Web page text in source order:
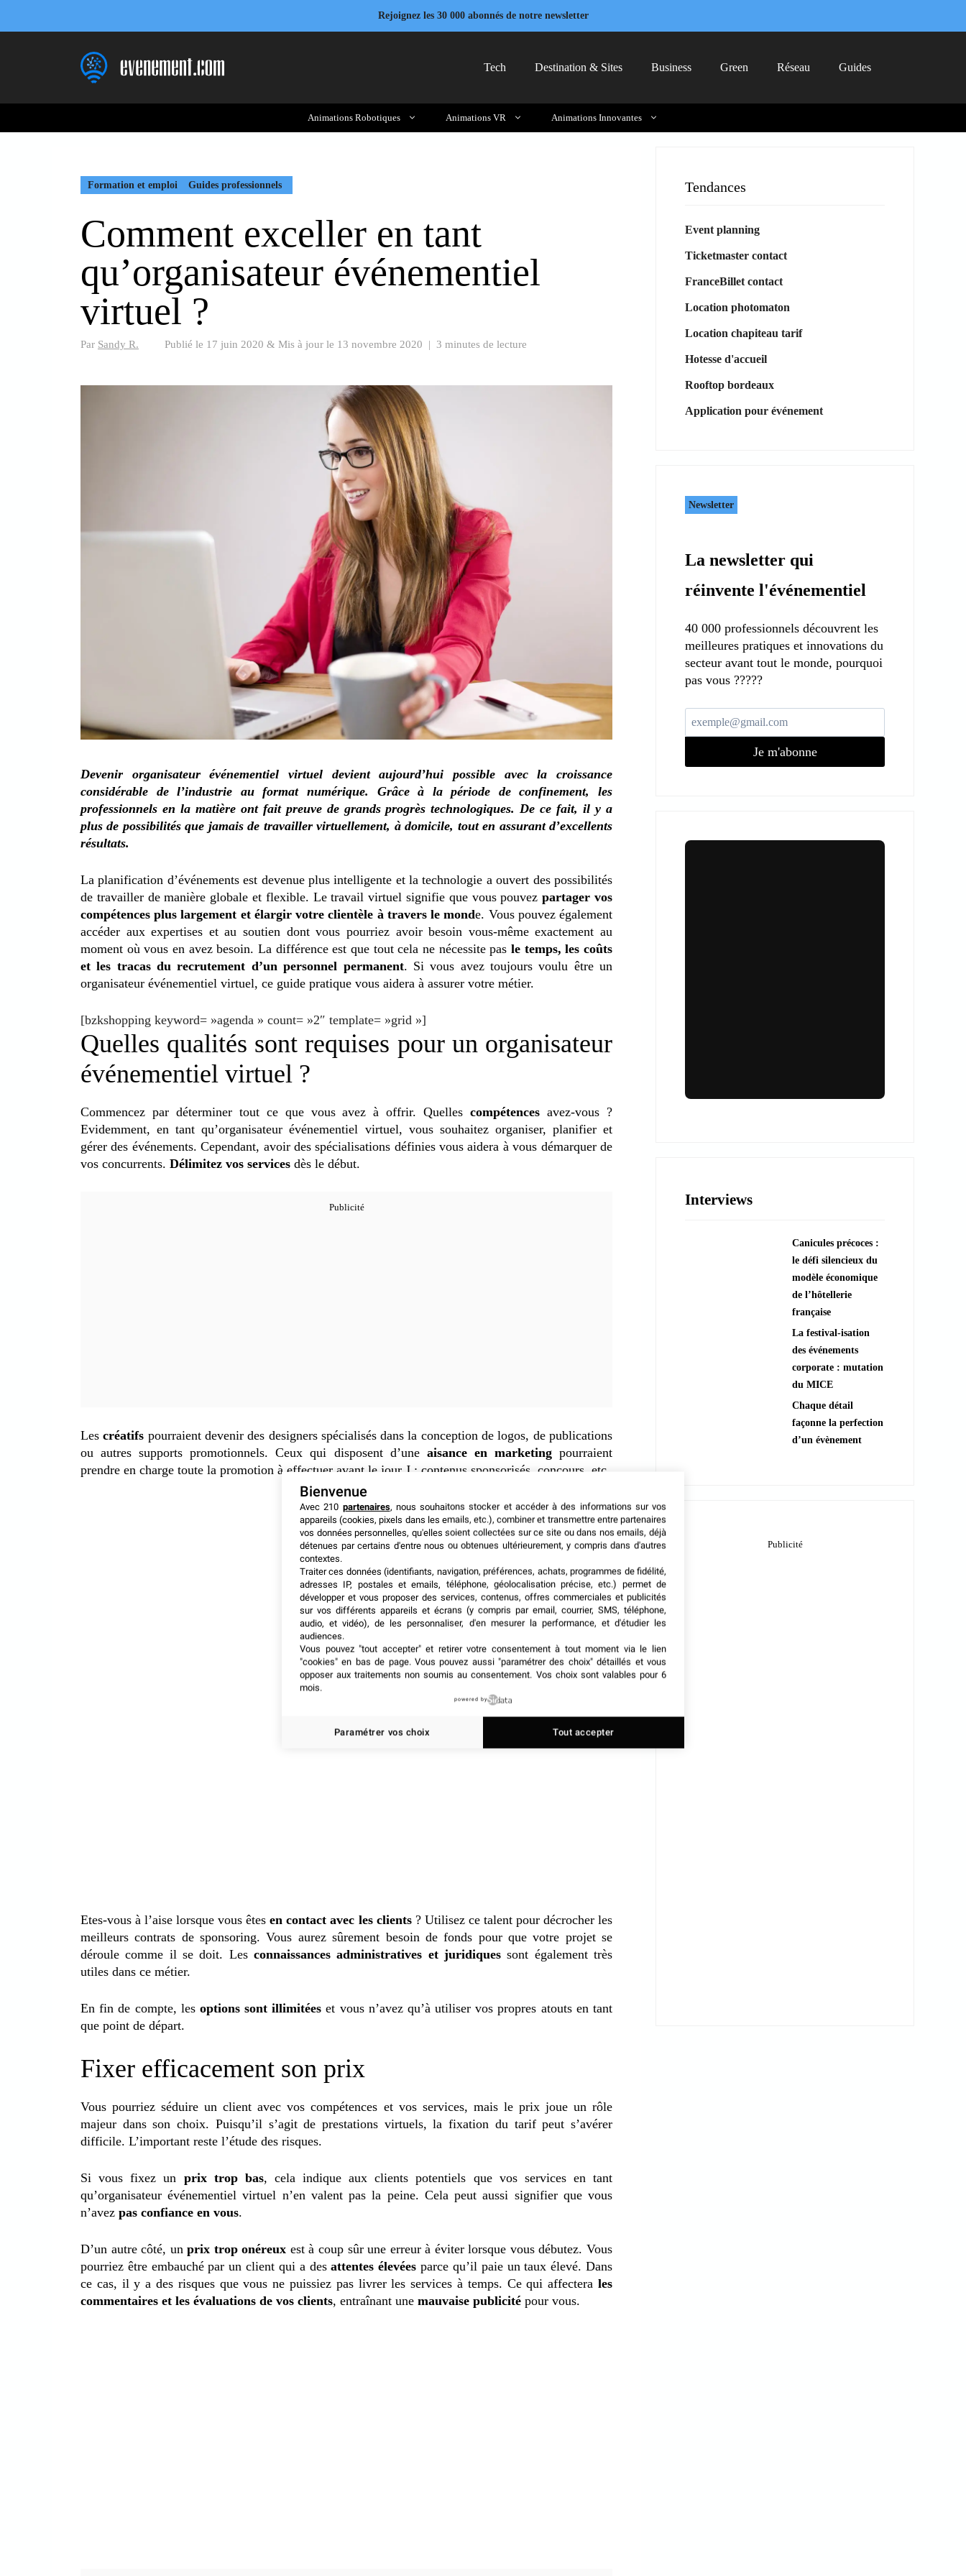
Rejoignez les 30 000 abonnés de notre newsletter
Tech Destination & Sites Business Green Réseau Guides
Animations Robotiques Animations VR Animations Innovantes
Formation et emploi Guides professionnels
Comment exceller en tant
qu’organisateur événementiel
virtuel ?
Par Sandy R. Publié le 17 juin 2020 & Mis à jour le 13 novembre 2020 | 3 minutes de lecture
Devenir organisateur événementiel virtuel devient aujourd’hui possible avec la croissance
considérable de l’industrie au format numérique. Grâce à la période de confinement, les
professionnels en la matière ont fait preuve de grands progrès technologiques. De ce fait, il y a
plus de possibilités que jamais de travailler virtuellement, à domicile, tout en assurant d’excellents
résultats.
La planification d’événements est devenue plus intelligente et la technologie a ouvert des possibilités
de travailler de manière globale et flexible. Le travail virtuel signifie que vous pouvezpartager vos
compétences plus largement et élargir votre clientèle à travers le monde. Vous pouvez également
accéder aux expertises et au soutien dont vous pourriez avoir besoin vous-même exactement au
moment où vous en avez besoin. La différence est que tout cela ne nécessite pas le temps, les coûts
et les tracas du recrutement d’un personnel permanent. Si vous avez toujours voulu être un
organisateur événementiel virtuel, ce guide pratique vous aidera à assurer votre métier.
[bzkshopping keyword= »agenda » count= »2″ template= »grid »]
Quelles qualités sont requises pour un organisateur
événementiel virtuel ?
Commencez par déterminer tout ce que vous avez à offrir. Quellescompétencesavez-vous ?
Evidemment, en tant qu’organisateur événementiel virtuel, vous souhaitez organiser, planifier et
gérer des événements. Cependant, avoir des spécialisations définies vous aidera à vous démarquer de
vos concurrents. Délimitez vos services dès le début.
Lescréatifs pourraient devenir des designers spécialisés dans la conception de logos, de publications
ou autres supports promotionnels. Ceux qui disposent d’une aisance en marketingpourraient
prendre en charge toute la promotion à effectuer avant le jour J : contenus sponsorisés, concours, etc.
Etes-vous à l’aise lorsque vous êtes en contact avec les clients? Utilisez ce talent pour décrocher les
meilleurs contrats de sponsoring. Vous aurez sûrement besoin de fonds pour que votre projet se
déroule comme il se doit. Les connaissances administratives et juridiquessont également très
utiles dans ce métier.
En fin de compte, les options sont illimitées et vous n’avez qu’à utiliser vos propres atouts en tant
que point de départ.
Fixer efficacement son prix
Vous pourriez séduire un client avec vos compétences et vos services, mais le prix joue un rôle
majeur dans son choix. Puisqu’il s’agit de prestations virtuels, la fixation du tarif peut s’avérer
difficile. L’important reste l’étude des risques.
Si vous fixez un prix trop bas, cela indique aux clients potentiels que vos services en tant
qu’organisateur événementiel virtuel n’en valent pas la peine. Cela peut aussi signifier que vous
n’avez pas confiance en vous.
D’un autre côté, unprix trop onéreux est à coup sûr une erreur à éviter lorsque vous débutez. Vous
pourriez être embauché par un client qui a desattentes élevéesparce qu’il paie un taux élevé. Dans
ce cas, il y a des risques que vous ne puissiez pas livrer les services à temps. Ce qui affectera les
commentaires et les évaluations de vos clients, entraînant une mauvaise publicité pour vous.
Tendances
Event planning
Ticketmaster contact
FranceBillet contact
Location photomaton
Location chapiteau tarif
Hotesse d'accueil
Rooftop bordeaux
Application pour événement
Newsletter
La newsletter qui
réinvente l'événementiel
40 000 professionnels découvrent les
meilleures pratiques et innovations du
secteur avant tout le monde, pourquoi
pas vous ?????
Je m'abonne
???? Explorer les animations
Interviews
Canicules précoces :
le défi silencieux du
modèle économique
de l’hôtellerie
française
La festival-isation
des événements
corporate : mutation
du MICE
Chaque détail
façonne la perfection
d’un évènement
Bienvenue
Avec 210 partenaires, nous souhaitons stocker et accéder à des informations sur vos
appareils (cookies, pixels dans les emails, etc.), combiner et transmettre entre partenaires
vos données personnelles, qu'elles soient collectées sur ce site ou dans nos emails, déjà
détenues par certains d'entre nous ou obtenues ultérieurement, y compris dans d'autres
contextes.
Traiter ces données (identifiants, navigation, préférences, achats, programmes de fidélité,
adresses IP, postales et emails, téléphone, géolocalisation précise, etc.) permet de
développer et vous proposer des services, contenus, offres commerciales et publicités
sur vos différents appareils et écrans (y compris par email, courrier, SMS, téléphone,
audio, et vidéo), de les personnaliser, d'en mesurer la performance, et d'étudier les
audiences.
Vous pouvez "tout accepter" et retirer votre consentement à tout moment via le lien
"cookies" en bas de page. Vous pouvez aussi "paramétrer des choix" détaillés et vous
opposer aux traitements non soumis au consentement. Vos choix sont valables pour 6
mois.
powered by
Paramétrer vos choix Tout accepter